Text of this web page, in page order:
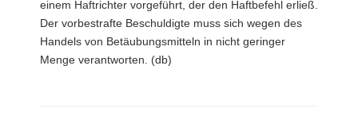
einem Haftrichter vorgeführt, der den Haftbefehl erließ.
Der vorbestrafte Beschuldigte muss sich wegen des
Handels von Betäubungsmitteln in nicht geringer
Menge verantworten. (db)